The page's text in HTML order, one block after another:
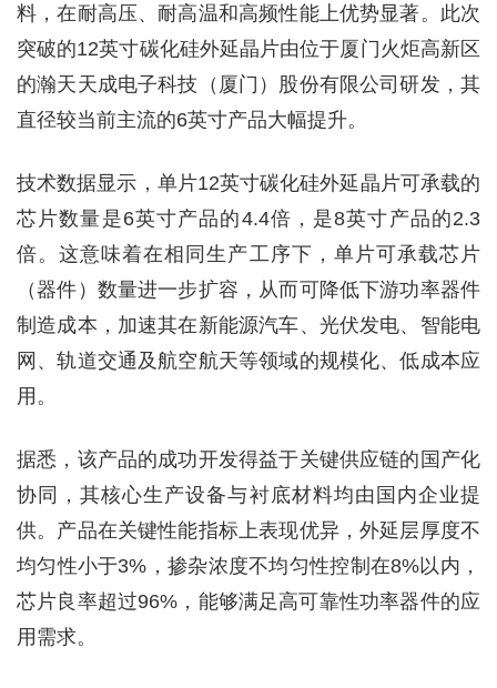
料，在耐高压、耐高温和高频性能上优势显著。此次
突破的12英寸碳化硅外延晶片由位于厦门火炬高新区
的瀚天天成电子科技（厦门）股份有限公司研发，其
直径较当前主流的6英寸产品大幅提升。
技术数据显示，单片12英寸碳化硅外延晶片可承载的
芯片数量是6英寸产品的4.4倍，是8英寸产品的2.3
倍。这意味着在相同生产工序下，单片可承载芯片
（器件）数量进一步扩容，从而可降低下游功率器件
制造成本，加速其在新能源汽车、光伏发电、智能电
网、轨道交通及航空航天等领域的规模化、低成本应
用。
据悉，该产品的成功开发得益于关键供应链的国产化
协同，其核心生产设备与衬底材料均由国内企业提
供。产品在关键性能指标上表现优异，外延层厚度不
均匀性小于3%，掺杂浓度不均匀性控制在8%以内，
芯片良率超过96%，能够满足高可靠性功率器件的应
用需求。